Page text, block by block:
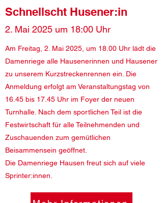
Schnellscht Husener:in
2. Mai 2025 um 18:00 Uhr
Am Freitag, 2. Mai 2025, um 18.00 Uhr lädt die
Damenriege alle Hausenerinnen und Hausener
zu unserem Kurzstreckenrennen ein. Die
Anmeldung erfolgt am Veranstaltungstag von
16.45 bis 17.45 Uhr im Foyer der neuen
Turnhalle. Nach dem sportlichen Teil ist die
Festwirtschaft für alle Teilnehmenden und
Zuschauenden zum gemütlichen
Beisammensein geöffnet.
Die Damenriege Hausen freut sich auf viele
Sprinter:innen.